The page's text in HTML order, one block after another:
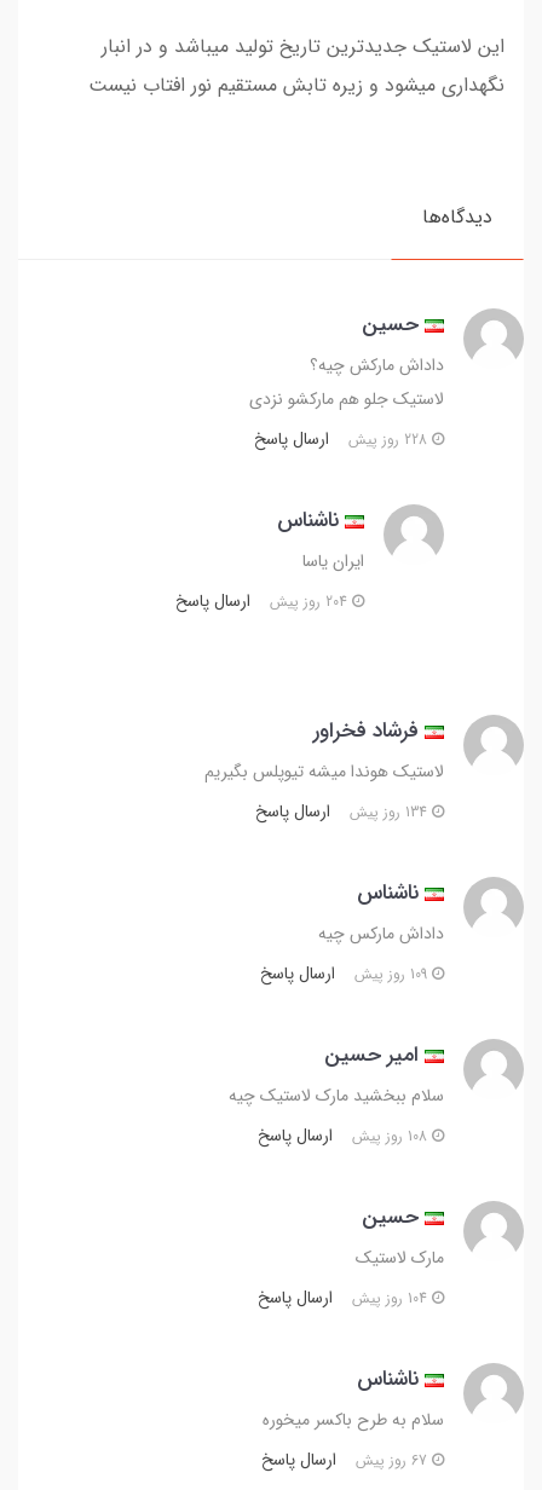
این لاستیک جدیدترین تاریخ تولید میباشد و در انبار
نگهداری میشود و زیره تابش مستقیم نور افتاب نیست
دیدگاه‌ها
حسین
داداش مارکش چیه؟
لاستیک جلو هم مارکشو نزدی
ارسال پاسخ
ناشناس
ایران یاسا
ارسال پاسخ
فرشاد فخراور
لاستیک هوندا میشه تیوپلس بگیریم
ارسال پاسخ
ناشناس
داداش مارکس چیه
ارسال پاسخ
امیر حسین
سلام ببخشید مارک لاستیک چیه
ارسال پاسخ
حسین
مارک لاستیک
ارسال پاسخ
ناشناس
سلام به طرح باکسر میخوره
ارسال پاسخ